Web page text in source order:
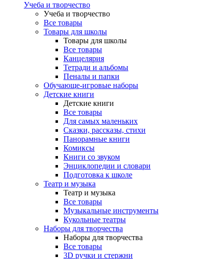
Учеба и творчество
Учеба и творчество
Все товары
Товары для школы
Товары для школы
Все товары
Канцелярия
Тетради и альбомы
Пеналы и папки
Обучающе-игровые наборы
Детские книги
Детские книги
Все товары
Для самых маленьких
Сказки, рассказы, стихи
Панорамные книги
Комиксы
Книги со звуком
Энциклопедии и словари
Подготовка к школе
Театр и музыка
Театр и музыка
Все товары
Музыкальные инструменты
Кукольные театры
Наборы для творчества
Наборы для творчества
Все товары
3D ручки и стержни